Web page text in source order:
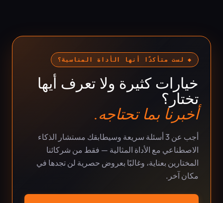
◆ لست متأكدًا أنها الأداة المناسبة؟
خيارات كثيرة ولا تعرف أيها
تختار؟
أخبرنا بما تحتاجه.
أجب عن 3 أسئلة سريعة وسيطابقك مستشار الذكاء
الاصطناعي مع الأداة المثالية — فقط من شركائنا
المختارين بعناية، وغالبًا بعروض حصرية لن تجدها في
مكان آخر.